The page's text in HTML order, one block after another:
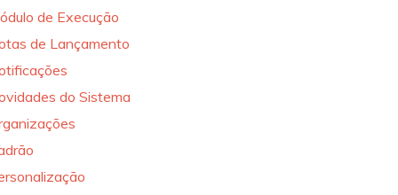
de Execução
de Lançamento
do Sistema